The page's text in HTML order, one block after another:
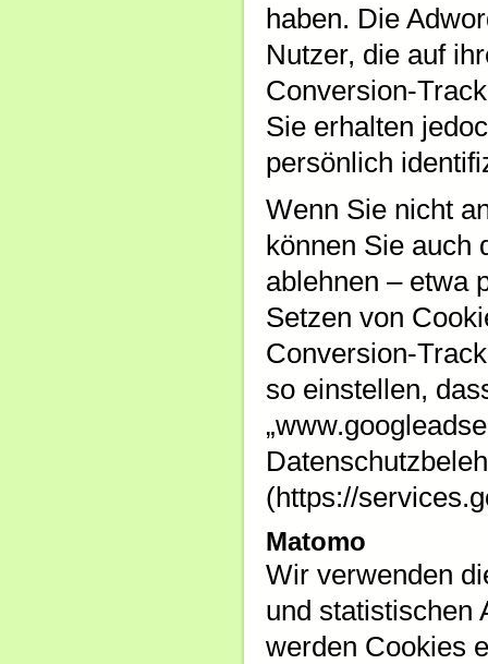
haben. Die
Nutzer, die auf
Conversion-
Sie erhalten
persönlich
Wenn Sie nicht
können Sie auch
ablehnen – etwa
Setzen von
Conversion-
so einstellen,
(https://
Matomo
Wir verwenden
und statistischen
werden Cookies